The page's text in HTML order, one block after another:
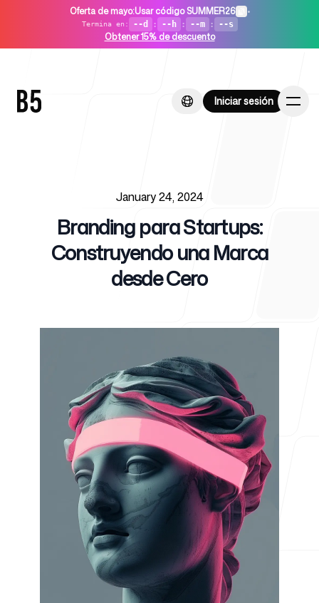
Oferta de mayo:Usar código SUMMER26 •
Termina en : --d : --h : --m : --s
Obtener 15% de descuento
Iniciar sesión
Iniciar sesión
Para startups
Para agencias
Precios
January 24, 2024
Branding para Startups:
Construyendo una Marca
desde Cero